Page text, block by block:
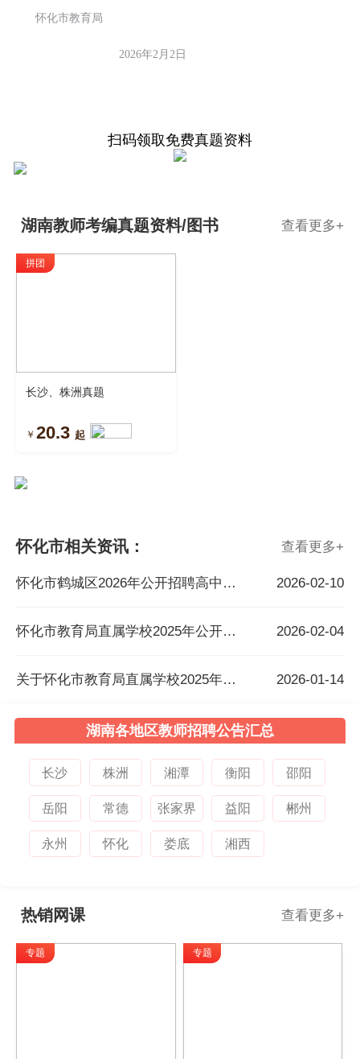
怀化市教育局
2026年2月2日
扫码领取免费真题资料
湖南教师考编真题资料/图书 查看更多+
拼团
长沙、株洲真题
￥ 20.3 起
怀化市相关资讯： 查看更多+
怀化市鹤城区2026年公开招聘高中教师公告 2026-02-10
怀化市教育局直属学校2025年公开招聘教职工面试公告 2026-02-04
关于怀化市教育局直属学校2025年公开招聘教职工调整部分岗位招聘计划、笔试及体育岗位（足球方向）实操测试的公告 2026-01-14
湖南各地区教师招聘公告汇总
长沙 株洲 湘潭 衡阳 邵阳
岳阳 常德 张家界 益阳 郴州
永州 怀化 娄底 湘西
热销网课 查看更多+
专题 专题